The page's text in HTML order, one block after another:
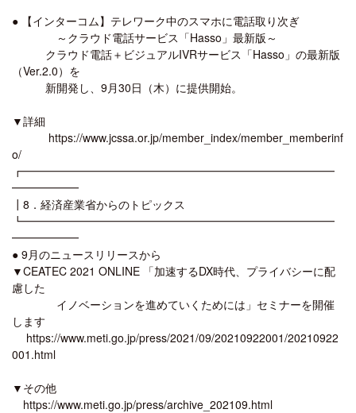
● 【インターコム】テレワーク中のスマホに電話取り次ぎ
～クラウド電話サービス「Hasso」最新版～
クラウド電話＋ビジュアルIVRサービス「Hasso」の最新版
（Ver.2.0）を
新開発し、9月30日（木）に提供開始。
▼詳細
https://www.jcssa.or.jp/member_index/member_memberinf
o/
┏━━━━━━━━━━━━━━━━━━━━━━━━━━━━
━━━━━━
┃8．経済産業省からのトピックス
┗━━━━━━━━━━━━━━━━━━━━━━━━━━━━
━━━━━━
● 9月のニュースリリースから
▼CEATEC 2021 ONLINE 「加速するDX時代、プライバシーに配
慮した
イノベーションを進めていくためには」セミナーを開催
します
https://www.meti.go.jp/press/2021/09/20210922001/20210922
001.html
▼その他
https://www.meti.go.jp/press/archive_202109.html